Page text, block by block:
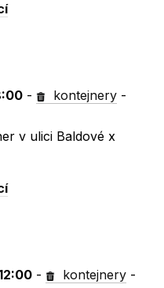
- kontejnery -
v ulici Baldové x
- kontejnery -